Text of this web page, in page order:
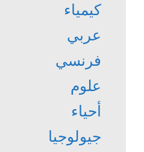
كيمياء
عربي
فرنسي
علوم
أحياء
جيولوجيا